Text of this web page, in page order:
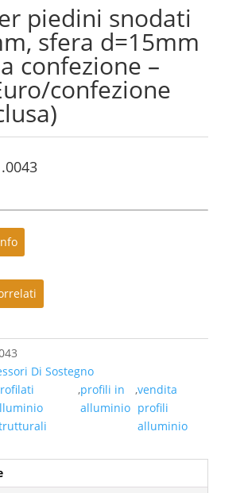
piedini snodati
sfera d=15mm
confezione –
confezione
Di Sostegno
,profili in
alluminio
,vendita
profili
alluminio